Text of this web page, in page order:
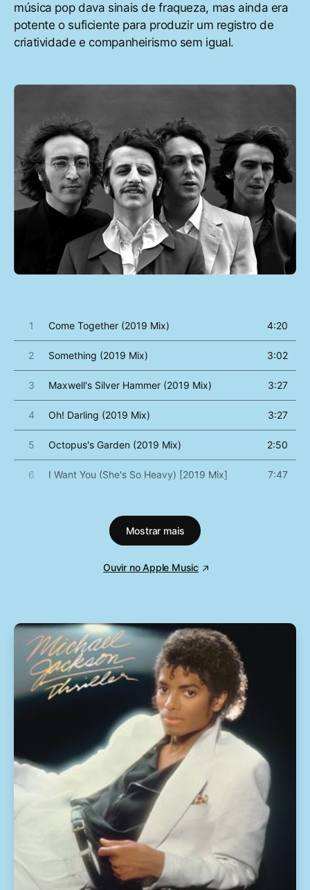
música pop dava sinais de fraqueza, mas ainda era
potente o suficiente para produzir um registro de
criatividade e companheirismo sem igual.
1 Come Together (2019 Mix) 4:20
2 Something (2019 Mix) 3:02
3 Maxwell's Silver Hammer (2019 Mix) 3:27
4 Oh! Darling (2019 Mix) 3:27
5 Octopus's Garden (2019 Mix) 2:50
6 I Want You (She's So Heavy) [2019 Mix] 7:47
Because (2019 Mix)
You Never Give Me Your Money (2019 Mix)
11 Mean Mr. Mustard (2019 Mix) 1:06
12 Polythene Pam (2019 Mix)
13
She Came In Through the Bathroom Window
(2019 Mix)
Golden Slumbers (2019 Mix)
Carry That Weight (2019 Mix)
The End (2019 Mix) 2:21
Her Majesty (2019 Mix) 0:25
Mostrar mais
Ouvir no Apple Music